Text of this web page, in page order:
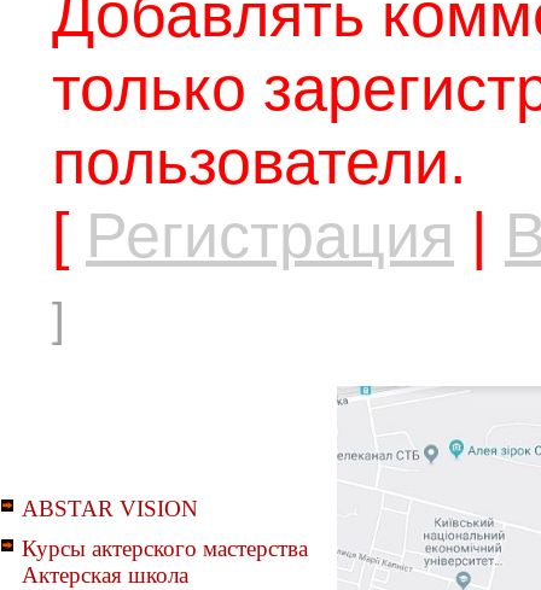
Добавлять
только
пользователи.
[ Регистрация |
]
ABSTAR VISION
Курсы актерского мастерства
Актерская школа